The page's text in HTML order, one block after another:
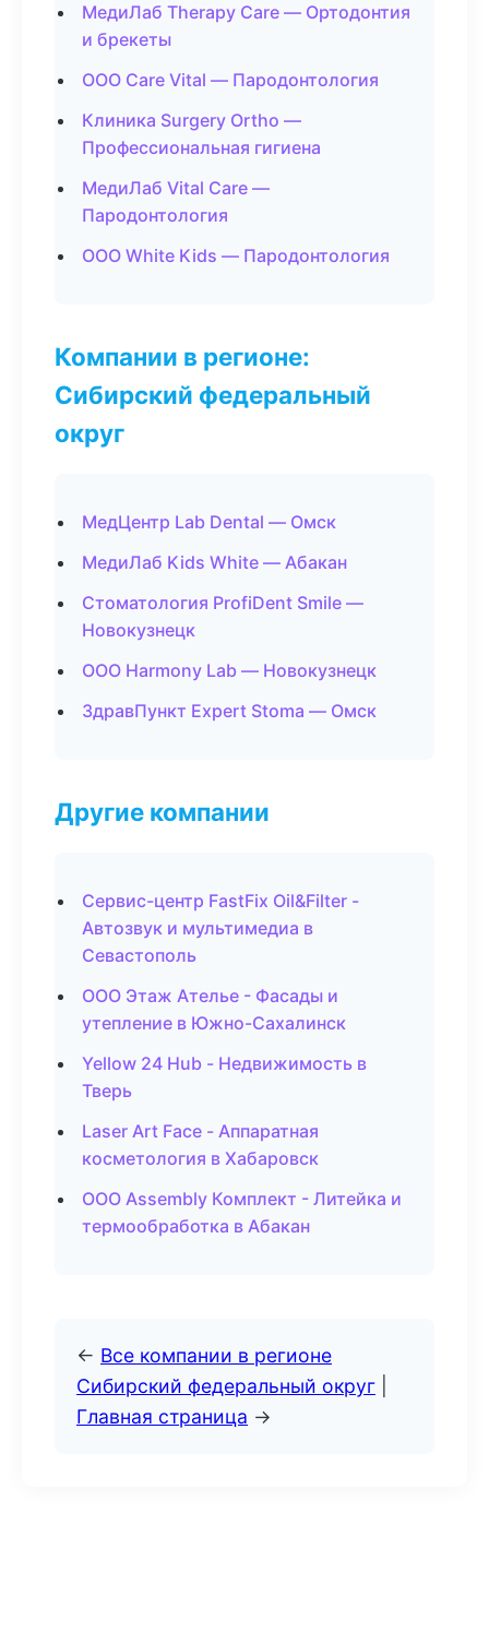
МедиЛаб Therapy Care — Ортодонтия
и брекеты
ООО Care Vital — Пародонтология
Клиника Surgery Ortho —
Профессиональная гигиена
МедиЛаб Vital Care —
Пародонтология
ООО White Kids — Пародонтология
Компании в регионе:
Сибирский федеральный
округ
МедЦентр Lab Dental — Омск
МедиЛаб Kids White — Абакан
Стоматология ProfiDent Smile —
Новокузнецк
ООО Harmony Lab — Новокузнецк
ЗдравПункт Expert Stoma — Омск
Другие компании
Сервис-центр FastFix Oil&Filter -
Автозвук и мультимедиа в
Севастополь
ООО Этаж Ателье - Фасады и
утепление в Южно-Сахалинск
Yellow 24 Hub - Недвижимость в
Тверь
Laser Art Face - Аппаратная
косметология в Хабаровск
ООО Assembly Комплект - Литейка и
термообработка в Абакан
← Все компании в регионе
Сибирский федеральный округ
Главная страница →